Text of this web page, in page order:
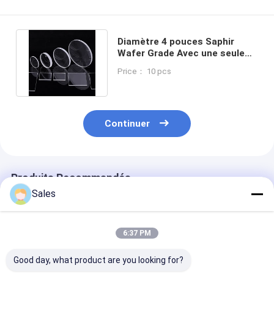
Diamètre 4 pouces Saphir
Wafer Grade Avec une seule
Price： 10 pcs
Continuer
Produits Recommandés
Sales
6:37 PM
Good day, what product are you looking for?